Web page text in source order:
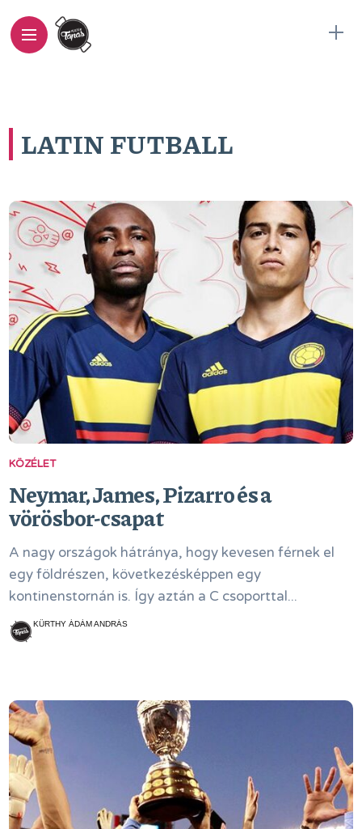
LATIN FUTBALL
KÖZÉLET
Neymar, James, Pizarro és a
vörösbor-csapat
A nagy országok hátránya, hogy kevesen férnek el
egy földrészen, következésképpen egy
kontinenstornán is. Így aztán a C csoporttal...
KÜRTHY ÁDÁM ANDRÁS